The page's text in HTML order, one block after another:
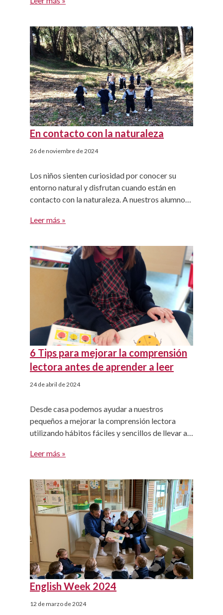
our case, it’s auditory input, which is important
language when they move into primary school.
It’s important that […]
En contacto con la naturaleza
26 de noviembre de 2024
Los niños sienten curiosidad por conocer su
entorno natural y disfrutan cuando están en
contacto con la naturaleza. A nuestros alumnos
al bosque de Viaró Infantil. El conocimiento del
observación directa y vivencial. Para los niños la
naturaleza […]
Leer más »
6 Tips para mejorar la comprensión
lectora antes de aprender a leer
24 de abril de 2024
Desde casa podemos ayudar a nuestros
pequeños a mejorar la comprensión lectora
utilizando hábitos fáciles y sencillos de llevar a
Leer más »
English Week 2024
12 de marzo de 2024